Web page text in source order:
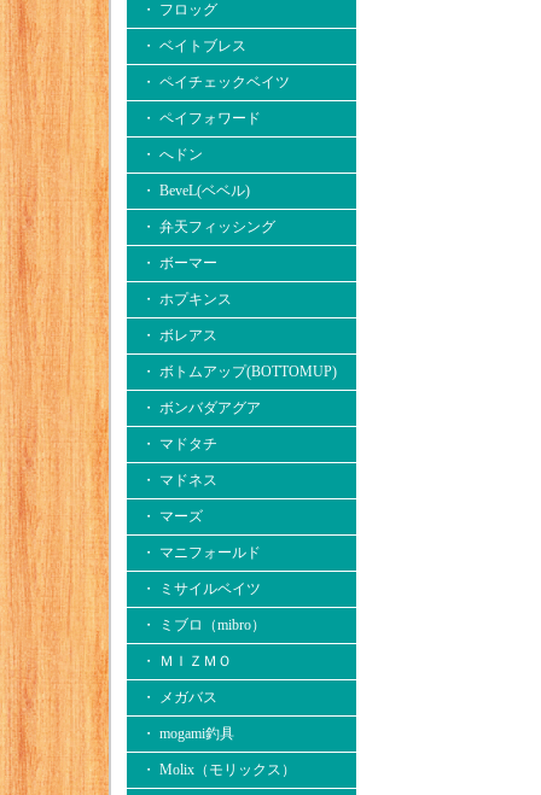
・ フロッグ
・ ベイトブレス
・ ペイチェックベイツ
・ ペイフォワード
・ へドン
・ BeveL(ベベル)
・ 弁天フィッシング
・ ボーマー
・ ホプキンス
・ ボレアス
・ ボトムアップ(BOTTOMUP)
・ ボンバダアグア
・ マドタチ
・ マドネス
・ マーズ
・ マニフォールド
・ ミサイルベイツ
・ ミブロ（mibro）
・ ＭＩＺＭＯ
・ メガバス
・ mogami釣具
・ Molix（モリックス）